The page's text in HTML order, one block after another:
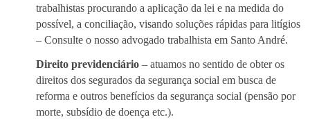
trabalhistas procurando a aplicação da lei e na medida do
possível, a conciliação, visando soluções rápidas para litígios
– Consulte o nosso advogado trabalhista em Santo André.
Direito previdenciário– atuamos no sentido de obter os
direitos dos segurados da segurança social em busca de
reforma e outros benefícios da segurança social (pensão por
morte, subsídio de doença etc.).